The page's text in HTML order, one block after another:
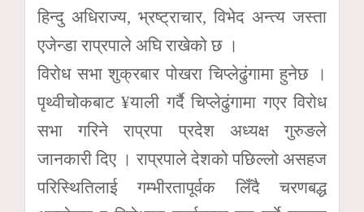
हिन्दु अधिराज्य, भ्रष्ट्राचार, विभेद अन्त्य जस्ता
एजेन्डा राप्रपाले अघि राखेको छ ।
विरोध सभा शुक्रबार पोखरा चिप्लेढुंगामा हुनेछ ।
पृथ्वीचोकबाट ¥याली गर्दै चिप्लेढुंगामा गएर विरोध
सभा गरिने राप्रपा प्रदेश अध्यक्ष गुरुङले
जानकारी दिए । राप्रपाले देशको पछिल्लो असहज
परिस्थितिलाई गम्भीरतापूर्वक लिँदै चरणबद्ध